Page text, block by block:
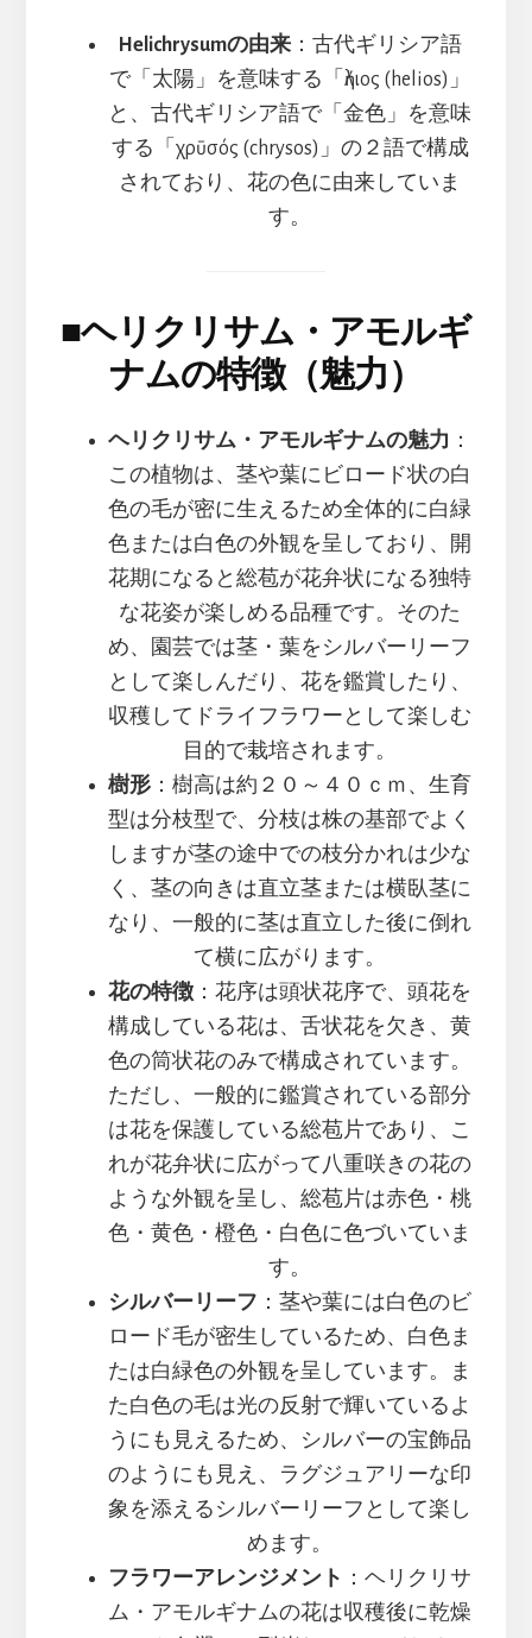
Helichrysumの由来 ：古代ギリシア語
で「太陽」を意味する「ἥλιος (helios)」
と、古代ギリシア語で「金色」を意味
する「χρῡσός (chrysos)」の２語で構成
されており、花の色に由来していま
す。
■ヘリクリサム・アモルギ
ナムの特徴（魅力）
ヘリクリサム・アモルギナムの魅力 ：
この植物は、茎や葉にビロード状の白
色の毛が密に生えるため全体的に白緑
色または白色の外観を呈しており、開
花期になると総苞が花弁状になる独特
な花姿が楽しめる品種です。そのた
め、園芸では茎・葉をシルバーリーフ
として楽しんだり、花を鑑賞したり、
収穫してドライフラワーとして楽しむ
目的で栽培されます。
樹形 ：樹高は約２０～４０ｃｍ、生育
型は分枝型で、分枝は株の基部でよく
しますが茎の途中での枝分かれは少な
く、茎の向きは直立茎または横臥茎に
なり、一般的に茎は直立した後に倒れ
て横に広がります。
花の特徴 ：花序は頭状花序で、頭花を
構成している花は、舌状花を欠き、黄
色の筒状花のみで構成されています。
ただし、一般的に鑑賞されている部分
は花を保護している総苞片であり、こ
れが花弁状に広がって八重咲きの花の
ような外観を呈し、総苞片は赤色・桃
色・黄色・橙色・白色に色づいていま
す。
シルバーリーフ ：茎や葉には白色のビ
ロード毛が密生しているため、白色ま
たは白緑色の外観を呈しています。ま
た白色の毛は光の反射で輝いているよ
うにも見えるため、シルバーの宝飾品
のようにも見え、ラグジュアリーな印
象を添えるシルバーリーフとして楽し
めます。
フラワーアレンジメント
：ヘリクリサ
ム・アモルギナムの花は収穫後に乾燥